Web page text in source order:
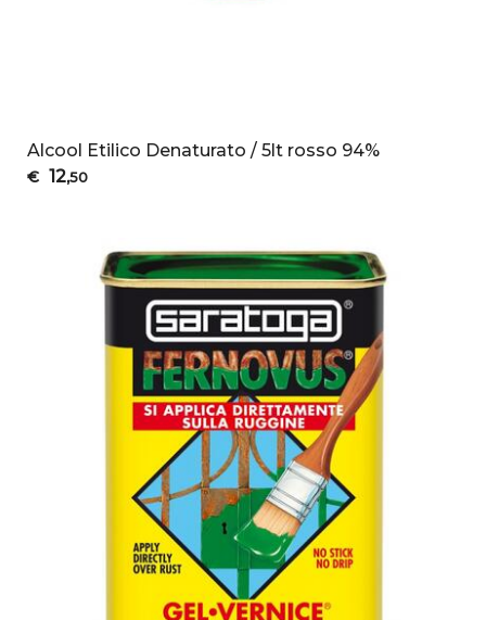
Alcool Etilico Denaturato / 5lt rosso 94%
€ 12,50